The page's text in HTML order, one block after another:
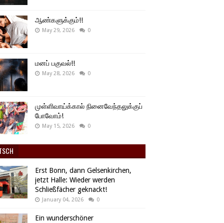
ஆண்களுக்கும்!!
May 29, 2026 0
மனப் பகுவல்!!
May 28, 2026 0
முள்ளிவாய்க்கால் நினைவேந்தலுக்குப்
போவோம்!
May 15, 2026 0
Erst Bonn, dann Gelsenkirchen,
jetzt Halle: Wieder werden
Schließfächer geknackt!
January 04, 2026 0
Ein wunderschöner